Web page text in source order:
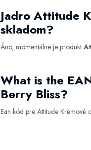
Jadro Attitude
skladom?
Áno, momentálne je produkt
What is the
Berry Bliss?
Ean kód pre Attitude Krémové